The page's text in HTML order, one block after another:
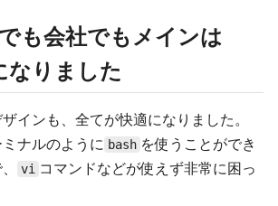
も会社でもメインは
りました
インも、全てが快適になりました。
ナルのように bash を使うことができ
vi コマンドなどが使えず非常に困っ